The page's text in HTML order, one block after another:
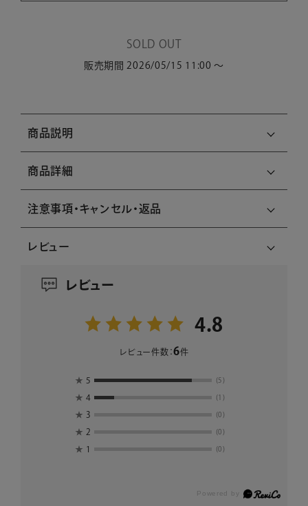
SOLD OUT
販売期間 2026/05/15 11:00 〜
商品説明
商品詳細
注意事項・キャンセル・返品
レビュー
レビュー
4.8
レビュー件数：6件
★ 5 (5)
★ 4 (1)
★ 3 (0)
★ 2 (0)
★ 1 (0)